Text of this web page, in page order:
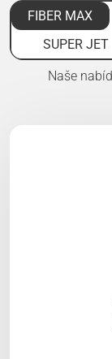
FIBER MAX
SUPER JET
Naše